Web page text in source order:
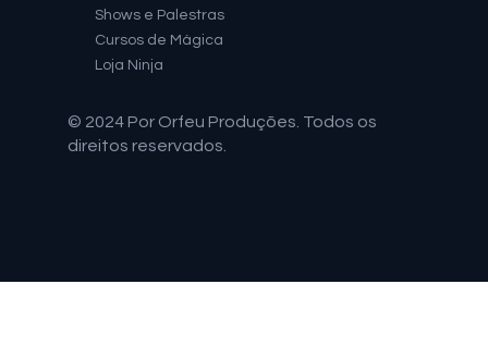
Shows e Palestras
Cursos de Mágica
Loja Ninja
© 2024 Por Orfeu Produções. Todos os
direitos reservados.